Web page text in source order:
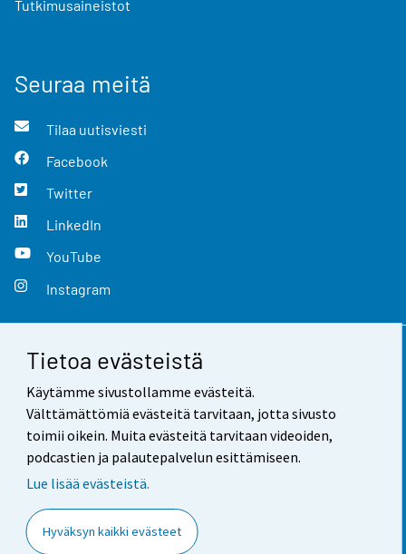
Tietoa evästeistä
Käytämme sivustollamme evästeitä.
Välttämättömiä evästeitä tarvitaan, jotta sivusto
toimii oikein. Muita evästeitä tarvitaan videoiden,
podcastien ja palautepalvelun esittämiseen.
Lue lisää evästeistä.
Hyväksyn kaikki evästeet
Tutkimusaineistot
Seuraa meitä
Tilaa uutisviesti
Facebook
Twitter
LinkedIn
YouTube
Instagram
Yhteystiedot
Palaute
Käyttöehdot
Saavutettavuus
Tietoa sivustosta